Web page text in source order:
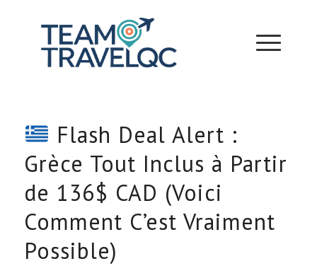
Flash Deal Alert :
Grèce Tout Inclus à Partir
de 136$ CAD (Voici
Comment C’est Vraiment
Possible)